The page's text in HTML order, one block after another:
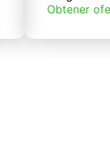
Obtener